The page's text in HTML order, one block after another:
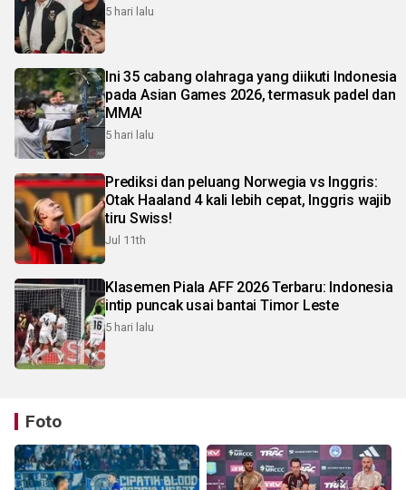
5 hari lalu
Ini 35 cabang olahraga yang diikuti Indonesia
pada Asian Games 2026, termasuk padel dan
MMA!
5 hari lalu
Prediksi dan peluang Norwegia vs Inggris:
Otak Haaland 4 kali lebih cepat, Inggris wajib
tiru Swiss!
Jul 11th
Klasemen Piala AFF 2026 Terbaru: Indonesia
intip puncak usai bantai Timor Leste
5 hari lalu
Foto